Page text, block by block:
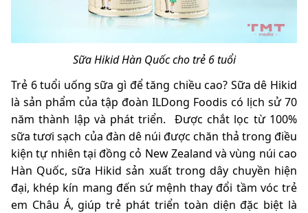
Sữa Hikid Hàn Quốc cho trẻ 6 tuổi
Trẻ 6 tuổi uống sữa gì để tăng chiều cao? Sữa dê Hikid
là sản phẩm của tập đoàn ILDong Foodis có lịch sử 70
năm thành lập và phát triển. Được chắt lọc từ 100%
sữa tươi sạch của đàn dê núi được chăn thả trong điều
kiện tự nhiên tại đồng cỏ New Zealand và vùng núi cao
Hàn Quốc, sữa Hikid sản xuất trong dây chuyền hiện
đại, khép kín mang đến sứ mệnh thay đổi tầm vóc trẻ
em Châu Á, giúp trẻ phát triển toàn diện đặc biệt là